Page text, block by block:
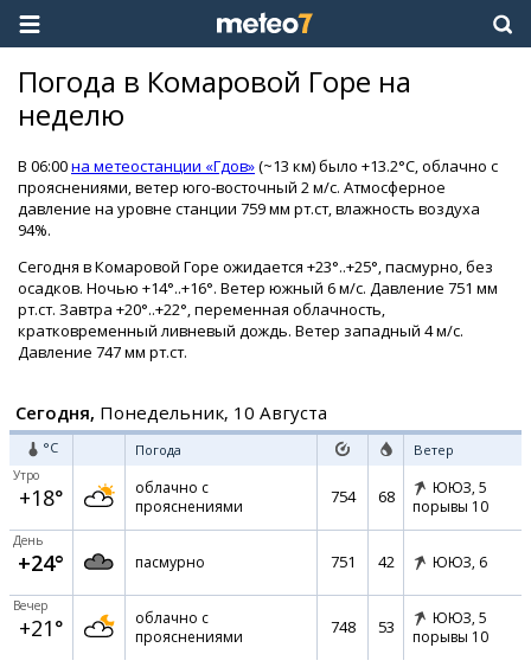
Погода в Комаровой Горе на
неделю
В 06:00на метеостанции «Гдов»(~13 км) было +13.2°C, облачно с
прояснениями, ветер юго-восточный 2 м/с. Атмосферное
давление на уровне станции 759 мм рт.ст, влажность воздуха
94%.
Сегодня в Комаровой Горе ожидается +23°..+25°, пасмурно, без
осадков. Ночью +14°..+16°. Ветер южный 6 м/с. Давление 751 мм
рт.ст. Завтра +20°..+22°, переменная облачность,
кратковременный ливневый дождь. Ветер западный 4 м/с.
Давление 747 мм рт.ст.
Сегодня, Понедельник, 10 Августа
°C Погода Ветер
Утро
+18°
облачно с
прояснениями
754 68 ЮЮЗ, 5
порывы 10
День
+24° пасмурно 751 42 ЮЮЗ, 6
Вечер
+21°
облачно с
прояснениями
748 53 ЮЮЗ, 5
порывы 10